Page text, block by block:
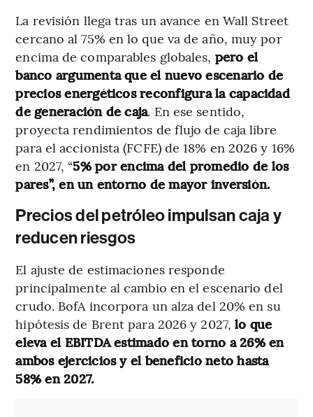
La revisión llega tras un avance en Wall Street
cercano al 75% en lo que va de año, muy por
encima de comparables globales, pero el
banco argumenta que el nuevo escenario de
precios energéticos reconfigura la capacidad
de generación de caja. En ese sentido,
proyecta rendimientos de flujo de caja libre
para el accionista (FCFE) de 18% en 2026 y 16%
en 2027, “5% por encima del promedio de los
pares”, en un entorno de mayor inversión.
Precios del petróleo impulsan caja y
reducen riesgos
El ajuste de estimaciones responde
principalmente al cambio en el escenario del
crudo. BofA incorpora un alza del 20% en su
hipótesis de Brent para 2026 y 2027,lo que
eleva el EBITDA estimado en torno a 26% en
ambos ejercicios y el beneficio neto hasta
58% en 2027.